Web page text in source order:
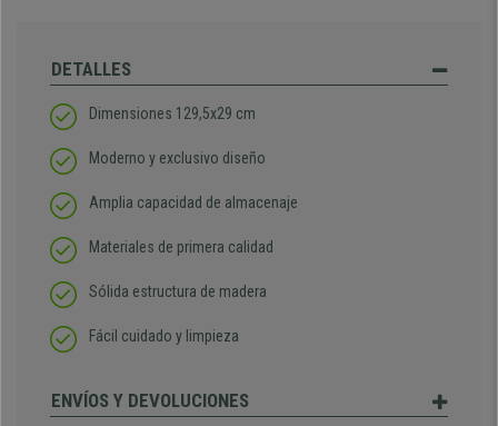
DETALLES
Dimensiones 129,5x29 cm
Moderno y exclusivo diseño
Amplia capacidad de almacenaje
Materiales de primera calidad
Sólida estructura de madera
Fácil cuidado y limpieza
ENVÍOS Y DEVOLUCIONES